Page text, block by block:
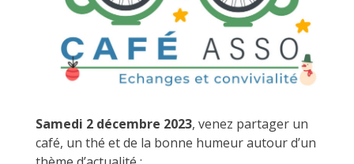
Samedi 2 décembre 2023, venez partager un
café, un thé et de la bonne humeur autour d’un